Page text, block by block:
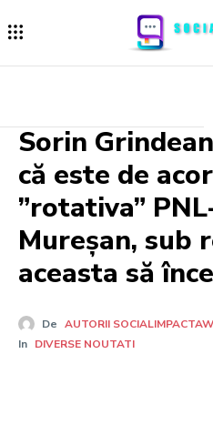
Sorin
că este de
”rotativa”
Mureșan, sub
aceasta să
De AUTORII
In DIVERSE NOUTATI